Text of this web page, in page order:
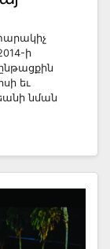
ի
եւ
նման